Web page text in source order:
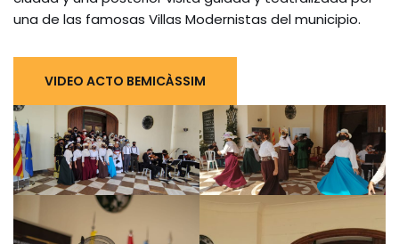
una de las famosas Villas Modernistas del municipio.
VIDEO ACTO BEMICÀSSIM